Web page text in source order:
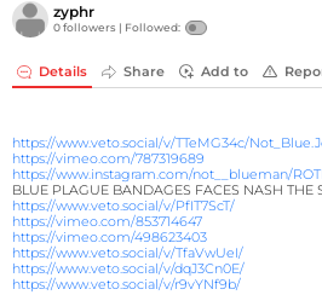
zyphr
0 followers | Followed:
Details Share Add to
https://www.veto.social/v/TTeMG34c/
https://vimeo.com/787319689
https://www.instagram.com/not__blueman/
BLUE PLAGUE BANDAGES FACES NASH THE
https://www.veto.social/v/PfIT7ScT/
https://vimeo.com/853714647
https://vimeo.com/498623403
https://www.veto.social/v/TfaVwUeI/
https://www.veto.social/v/dqJ3Cn0E/
https://www.veto.social/v/r9vYNf9b/